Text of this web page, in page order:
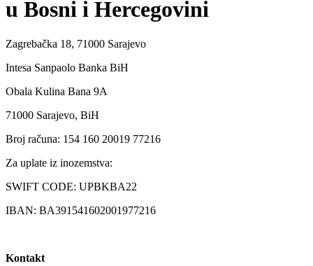
u Bosni i Hercegovini
Zagrebačka 18, 71000 Sarajevo
Intesa Sanpaolo Banka BiH
Obala Kulina Bana 9A
71000 Sarajevo, BiH
Broj računa: 154 160 20019 77216
Za uplate iz inozemstva:
SWIFT CODE: UPBKBA22
IBAN: BA391541602001977216
Kontakt